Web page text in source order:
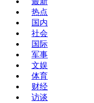
热点
国内
社会
国际
军事
文娱
体育
财经
访谈